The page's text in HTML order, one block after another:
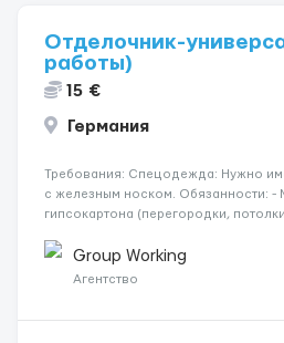
Отделочник-
работы)
15 €
Германия
Требования: Спецодежда: Нужно
с железным носком. Обязанности: -
гипсокартона (перегородки,
малярных работ (шпатлевка,
Штукатурные работы ...
Group Working
Агентство